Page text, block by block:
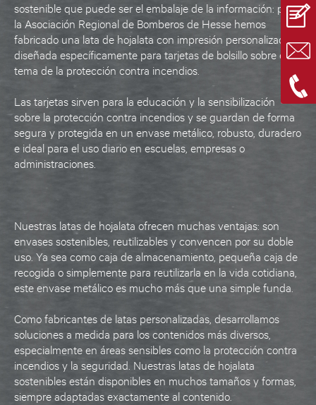
sostenible que puede ser el embalaje de la información: para
la Asociación Regional de Bomberos de Hesse hemos
fabricado una lata de hojalata con impresión personalizada,
diseñada específicamente para tarjetas de bolsillo sobre el
tema de la protección contra incendios.
Las tarjetas sirven para la educación y la sensibilización
sobre la protección contra incendios y se guardan de forma
segura y protegida en un envase metálico, robusto, duradero
e ideal para el uso diario en escuelas, empresas o
administraciones.
Nuestras latas de hojalata ofrecen muchas ventajas: son
envases sostenibles, reutilizables y convencen por su doble
uso. Ya sea como caja de almacenamiento, pequeña caja de
recogida o simplemente para reutilizarla en la vida cotidiana,
este envase metálico es mucho más que una simple funda.
Como fabricantes de latas personalizadas, desarrollamos
soluciones a medida para los contenidos más diversos,
especialmente en áreas sensibles como la protección contra
incendios y la seguridad. Nuestras latas de hojalata
sostenibles están disponibles en muchos tamaños y formas,
siempre adaptadas exactamente al contenido.